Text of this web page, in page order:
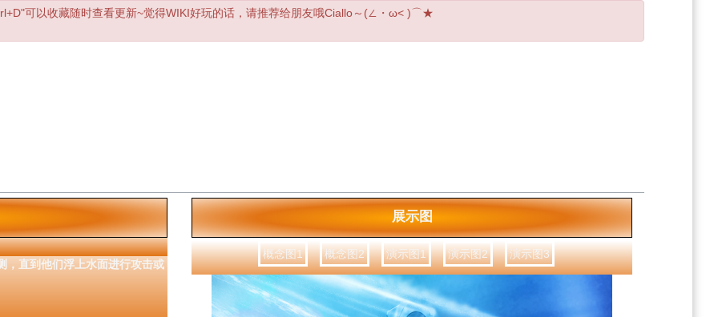
可以收藏随时查看更新~觉得WIKI好玩的话，请推荐给朋友哦Ciallo～(∠・ω< )⌒★
，直到他们浮上水面进行攻击或
展示图
概念图1 概念图2 演示图1 演示图2 演示图3